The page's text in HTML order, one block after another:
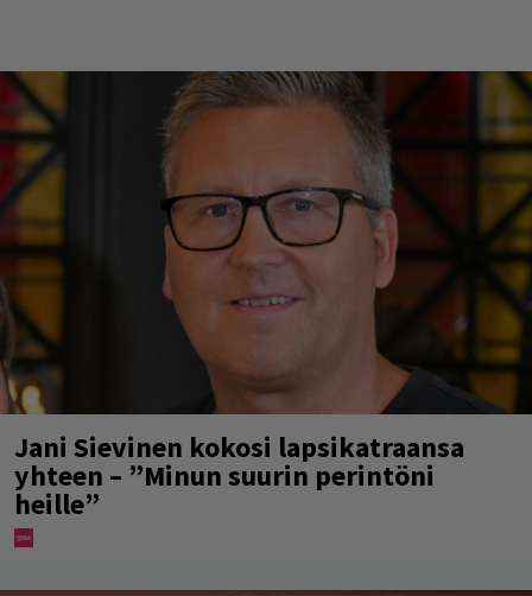
Jani Sievinen kokosi lapsikatraansa
yhteen – ”Minun suurin perintöni
heille”